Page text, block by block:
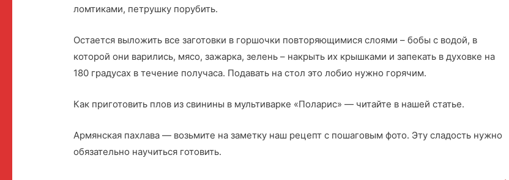
ломтиками, петрушку порубить.
Остается выложить все заготовки в горшочки повторяющимися слоями – бобы с водой, в
которой они варились, мясо, зажарка, зелень – накрыть их крышками и запекать в духовке на
180 градусах в течение получаса. Подавать на стол это лобио нужно горячим.
Как приготовить плов из свинины в мультиварке «Поларис» — читайте в нашей статье.
Армянская пахлава — возьмите на заметку наш рецепт с пошаговым фото. Эту сладость нужно
обязательно научиться готовить.